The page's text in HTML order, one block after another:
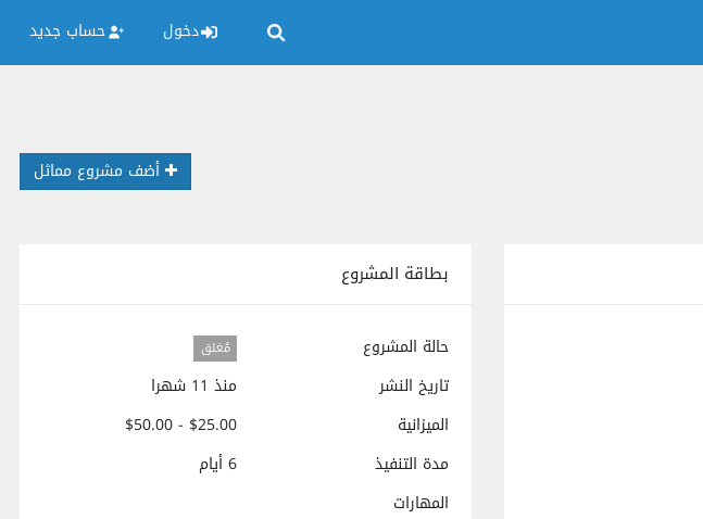
دخول حساب جديد
أضف مشروع مماثل
بطاقة المشروع
حالة المشروع مُغلق
تاريخ النشر
منذ 11 شهرا
الميزانية
$25.00 - $50.00
مدة التنفيذ
6 أيام
المهارات